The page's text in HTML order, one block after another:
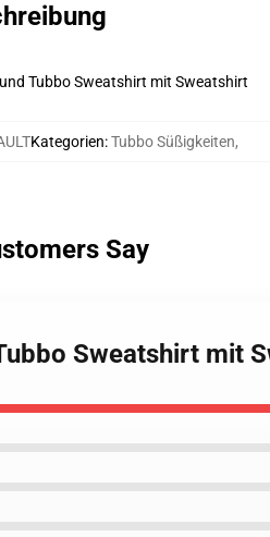
Tubbo Sweatshirt mit Sweatshirt
Kategorien:Tubbo Süßigkeiten,
Say
Sweatshirt mit